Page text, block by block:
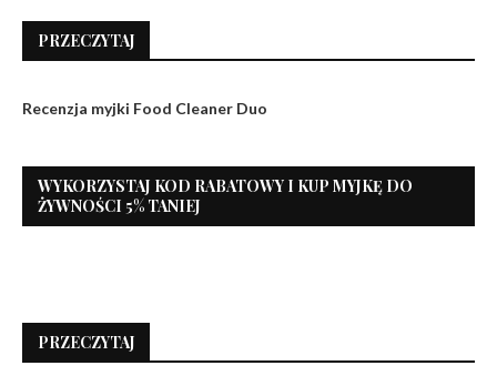
PRZECZYTAJ
Recenzja myjki Food Cleaner Duo
WYKORZYSTAJ KOD RABATOWY I KUP MYJKĘ DO
ŻYWNOŚCI 5% TANIEJ
PRZECZYTAJ